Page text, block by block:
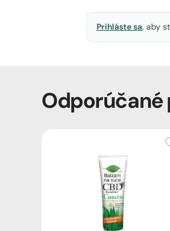
Prihláste sa, aby